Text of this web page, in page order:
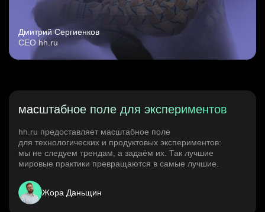
Дмитрий Сергиенков
CEO hh.ru
масштабное поле для экспериментов
hh.ru предоставляет масштабное поле
для технологических и продуктовых экспериментов:
мы не следуем трендам, а задаём их. Так лучшие
мировые практики превращаются в самые лучшие.
Жора Даньщин